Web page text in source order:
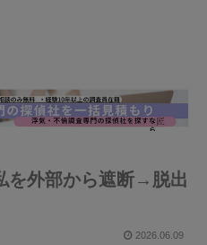
を外部から遮断→脱出
2026.06.09